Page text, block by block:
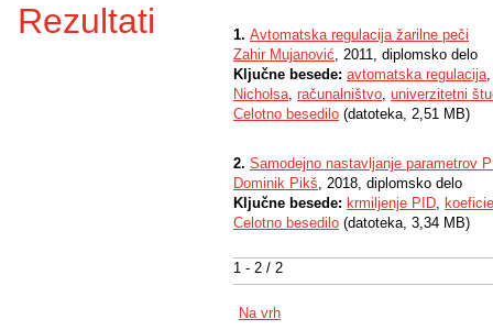
Rezultati
1 - 2 / 2
1. Avtomatska regulacija žarilne peči
Zahir Mujanović, 2011, diplomsko delo
Ključne besede: avtomatska regulacija
Nicholsa, računalništvo, univerzitetni
Celotno besedilo (datoteka, 2,51 MB)
2. Samodejno nastavljanje parametrov
Dominik Pikš, 2018, diplomsko delo
Ključne besede: krmiljenje PID,
Celotno besedilo (datoteka, 3,34 MB)
Na vrh